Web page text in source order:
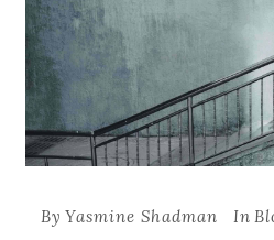
By Yasmine Shadman In